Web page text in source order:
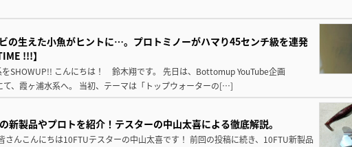
の生えた小魚がヒントに…。プロトミノーがハマり45センチ級を連発
!!!】
をSHOWUP!! こんにちは！ 鈴木翔です。 先日は、Bottomup YouTube企画
て、霞ヶ浦水系へ。 当初、テーマは「トップウォーターの[…]
新製品やプロトを紹介！テスターの中山太喜による徹底解説。
さんこんにちは10FTUテスターの中山太喜です！ 前回の投稿に続き、10FTU新製品